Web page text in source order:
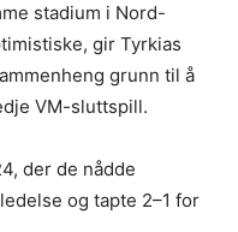
stadium i Nord-
gir Tyrkias
grunn til å
VM-sluttspill.
der de nådde
og tapte 2–1 for